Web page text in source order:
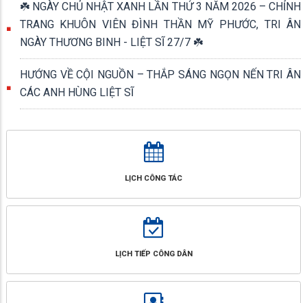
☘️ NGÀY CHỦ NHẬT XANH LẦN THỨ 3 NĂM 2026 – CHỈNH
TRANG KHUÔN VIÊN ĐÌNH THẦN MỸ PHƯỚC, TRI ÂN
NGÀY THƯƠNG BINH - LIỆT SĨ 27/7 ☘️
HƯỚNG VỀ CỘI NGUỒN – THẮP SÁNG NGỌN NẾN TRI ÂN
CÁC ANH HÙNG LIỆT SĨ
LỊCH CÔNG TÁC
LỊCH TIẾP CÔNG DÂN